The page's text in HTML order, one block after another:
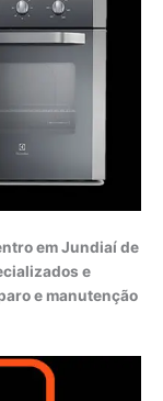
em Jundiaí de
e
e manutenção